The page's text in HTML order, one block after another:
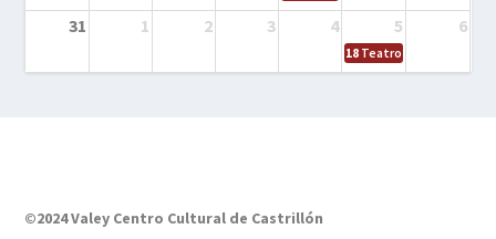
31 1 2 3 4 5 6
18 Teatro – Tres
©2024 Valey Centro Cultural de Castrillón